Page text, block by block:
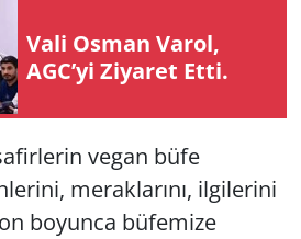
Vali Osman Varol,
AGC’yi Ziyaret Etti.
vegan büfe
meraklarını, ilgilerini
boyunca büfemize